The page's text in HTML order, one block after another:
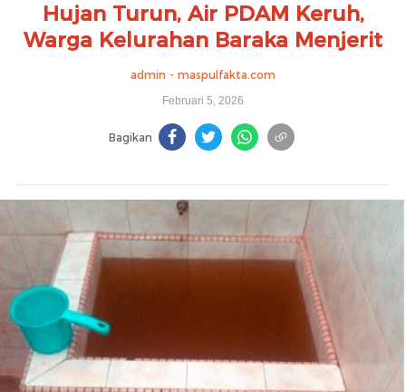
Hujan Turun, Air PDAM Keruh,
Warga Kelurahan Baraka Menjerit
admin - maspulfakta.com
Februari 5, 2026
Bagikan